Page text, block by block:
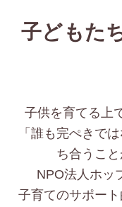
子どもた
⼦供を育てる上
「誰も完ぺきで
ち合うこと
NPO法⼈ホッ
⼦育てのサポー